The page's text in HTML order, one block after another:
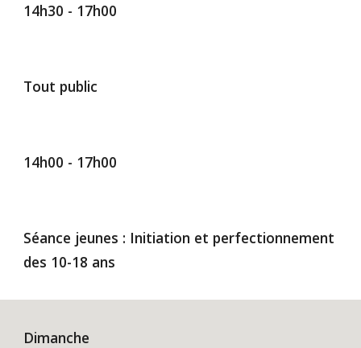
14h30 - 17h00
Tout public
14h00 - 17h00
Séance jeunes : Initiation et perfectionnement
des 10-18 ans
Dimanche